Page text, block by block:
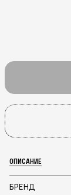
ОПИСАНИЕ
БРЕНД